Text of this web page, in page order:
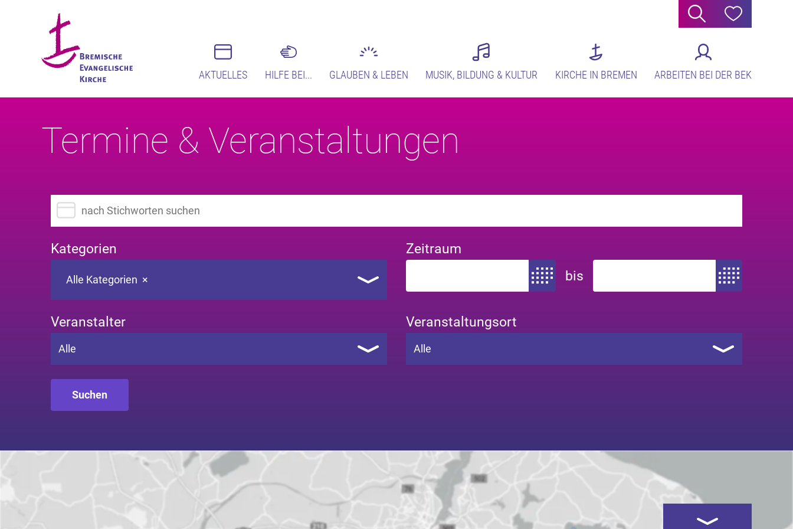
Suche Hilfe
AKTUELLES HILFE BEI... GLAUBEN & LEBEN MUSIK, BILDUNG & KULTUR KIRCHE IN BREMEN ARBEITEN BEI DER BEK
Termine & Veranstaltungen
Suchbegriff eingeben
Kategorien
×
Alle Kategorien
Zeitraum
Zeitraum von
bis Zeitraum bis
Veranstalter
Alle
Veranstaltungsort
Alle
Kartenansicht öffnen